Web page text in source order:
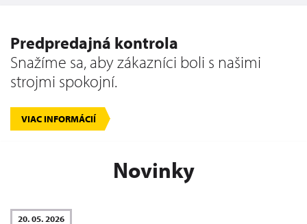
Predpredajná kontrola
Snažíme sa, aby zákazníci boli s našimi
strojmi spokojní.
VIAC INFORMÁCIÍ
Novinky
20. 05. 2026